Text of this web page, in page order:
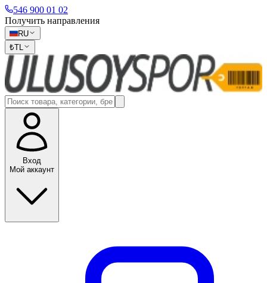
546 900 01 02
Получить направления
RU
₺TL
Вход
Мой аккаунт